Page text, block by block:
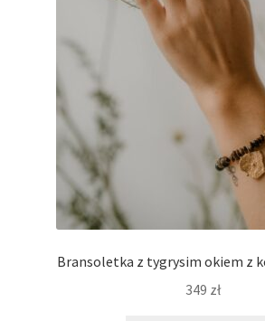
Bransoletka z tygrysim okiem z
349 zł